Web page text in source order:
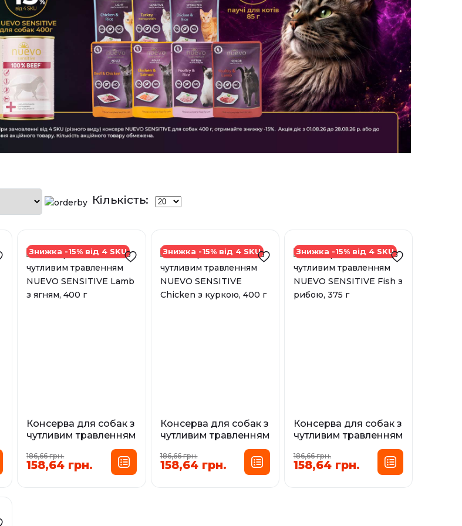
Кількість:
Знижка -15% від 4 SKU
Консерва для собак з
чутливим травленням
NUEVO SENSITIVE
Lamb з ягням, 400 г
186,66 грн.
158,64 грн.
Знижка -15% від 4 SKU
Консерва для собак з
чутливим травленням
NUEVO SENSITIVE
Chicken з куркою, 400
г
186,66 грн.
158,64 грн.
Знижка -15% від 4 SKU
Консерва для собак з
чутливим травленням
NUEVO SENSITIVE
Fish з рибою, 375 г
186,66 грн.
158,64 грн.